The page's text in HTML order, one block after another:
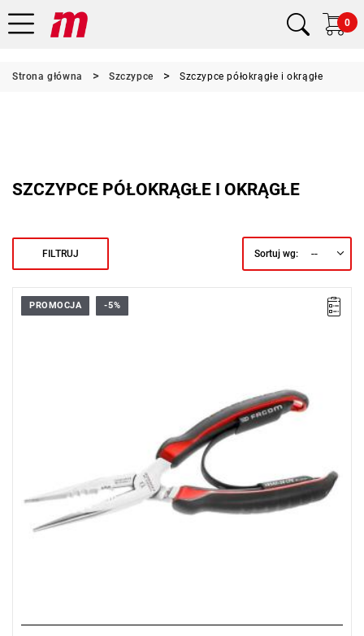
0
Strona główna Szczypce Szczypce półokrągłe i okrągłe
SZCZYPCE PÓŁOKRĄGŁE I OKRĄGŁE
FILTRUJ Sortuj wg: --
• Długość: 200 mm
PROMOCJA -5%